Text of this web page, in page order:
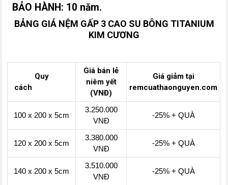
BẢO HÀNH: 10 năm.
BẢNG GIÁ NỆM GẤP 3 CAO SU BÔNG TITANIUM
KIM CƯƠNG
Quy
cách
Giá bán lẻ
niêm yết
(VNĐ)
Giá giảm tại
remcuathaonguyen.com
100 x 200 x 5cm
3.250.000
VNĐ
-25% + QUÀ
120 x 200 x 5cm
3.380.000
VNĐ
-25% + QUÀ
140 x 200 x 5cm
3.510.000
VNĐ
-25% + QUÀ